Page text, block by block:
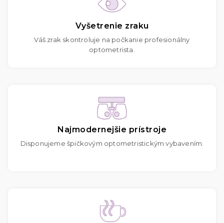
Vyšetrenie zraku
Váš zrak skontroluje na počkanie profesionálny
optometrista.
Najmodernejšie prístroje
Disponujeme špičkovým optometristickým vybavením.